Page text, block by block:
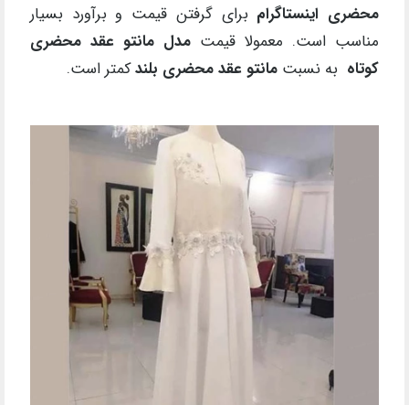
محضری اینستاگرام برای گرفتن قیمت و برآورد بسیار
مناسب است. معمولا قیمت مدل مانتو عقد محضری
کوتاه به نسبت مانتو عقد محضری بلندکمتر است.